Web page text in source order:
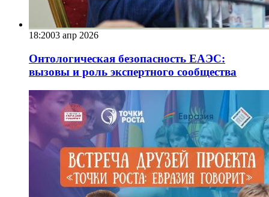
18:2003 апр 2026
Онтологическая безопасность ЕАЭС:
вызовы и роль экспертного сообщества